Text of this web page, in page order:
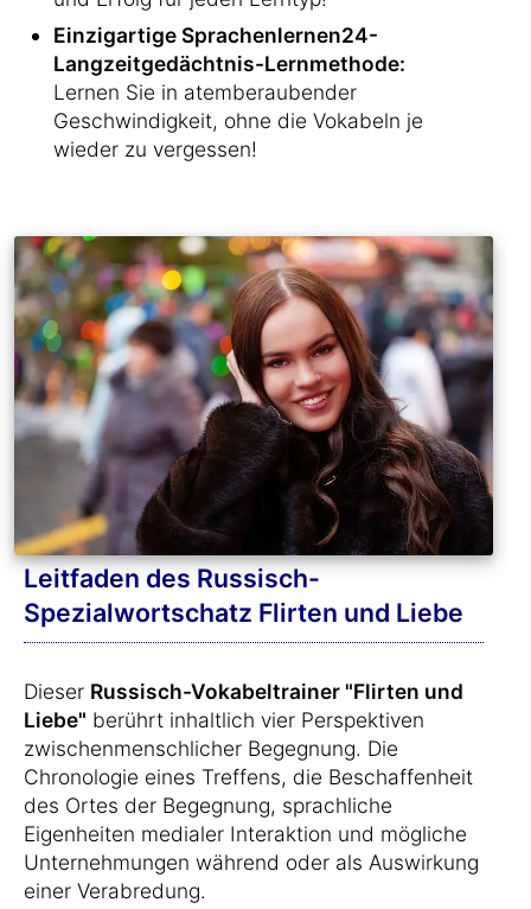
Einzigartige Sprachenlernen24-
Langzeitgedächtnis-Lernmethode:
Lernen Sie in atemberaubender
Geschwindigkeit, ohne die Vokabeln je
wieder zu vergessen!
Leitfaden des Russisch-
Spezialwortschatz Flirten und Liebe
Dieser Russisch-Vokabeltrainer "Flirten und
Liebe" berührt inhaltlich vier Perspektiven
zwischenmenschlicher Begegnung. Die
Chronologie eines Treffens, die Beschaffenheit
des Ortes der Begegnung, sprachliche
Eigenheiten medialer Interaktion und mögliche
Unternehmungen während oder als Auswirkung
einer Verabredung.